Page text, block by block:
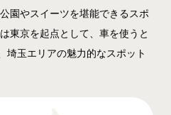
園やスイーツを堪能できるスポ
東京を起点として、車を使うと
埼玉エリアの魅力的なスポット